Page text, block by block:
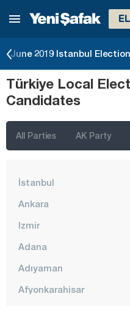
June 2019 Istanbul Election
Türkiye Local
Candidates
All Parties AK Party
İstanbul
Ankara
Izmir
Adana
Adıyaman
Afyonkarahisar